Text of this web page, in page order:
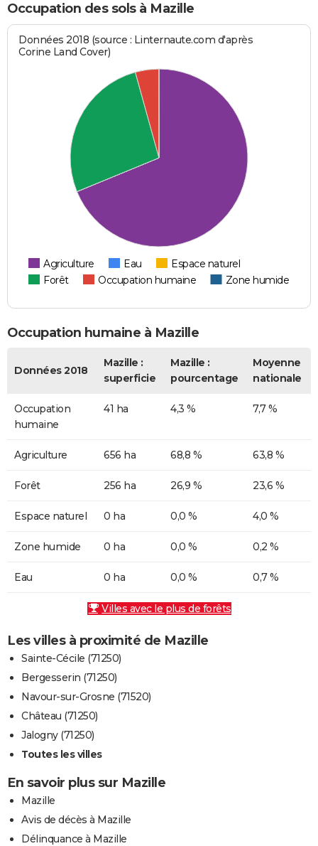
Occupation des sols à Mazille
Données 2018 (source : Linternaute.com d'après
Corine Land Cover)
Agriculture Eau
Espace naturel
Forêt
Occupation humaine Zone humide
Occupation humaine à Mazille
Données 2018
Mazille :
superficie
Mazille :
pourcentage
Moyenne
nationale
Occupation
humaine
41 ha 4,3 % 7,7 %
Agriculture 656 ha 68,8 % 63,8 %
Forêt 256 ha 26,9 % 23,6 %
Espace naturel 0 ha 0,0 % 4,0 %
Zone humide 0 ha 0,0 % 0,2 %
Eau 0 ha 0,0 % 0,7 %
Villes avec le plus de forêts
Les villes à proximité de Mazille
Sainte-Cécile (71250)
Bergesserin (71250)
Navour-sur-Grosne (71520)
Château (71250)
Jalogny (71250)
Toutes les villes
En savoir plus sur Mazille
Mazille
Avis de décès à Mazille
Délinquance à Mazille